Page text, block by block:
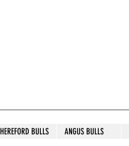
HEREFORD BULLS ANGUS BULLS